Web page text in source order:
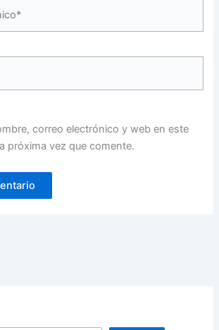
correo electrónico y web en este
próxima vez que comente.